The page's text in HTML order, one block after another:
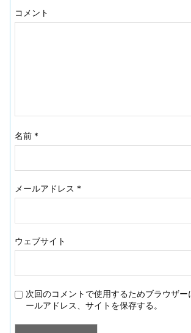
コメント
名前 *
メールアドレス *
ウェブサイト
次回のコメントで使用するためブラウザー
ールアドレス、サイトを保存する。